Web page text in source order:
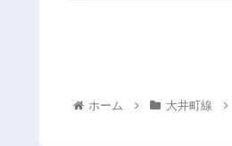
ホーム 大井町線